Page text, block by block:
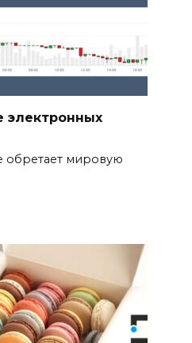
электронных
обретает мировую